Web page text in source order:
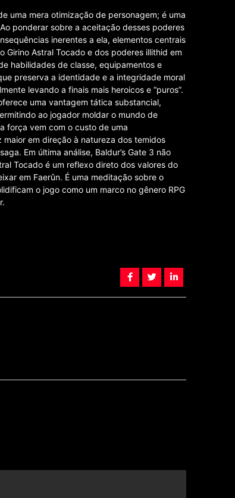
uma mera otimização de personagem; é uma
ponderar sobre a aceitação desses poderes
inerentes a ela, elementos centrais
Girino Astral Tocado e dos poderes illithid em
habilidades de classe, equipamentos e
preserva a identidade e a integridade moral
levando a finais mais heroicos e “puros”.
uma vantagem tática substancial,
ao jogador moldar o mundo de
força vem com o custo de uma
em direção à natureza dos temidos
Em última análise, Baldur’s Gate 3 não
Tocado é um reflexo direto dos valores do
em Faerûn. É uma meditação sobre o
o jogo como um marco no gênero RPG